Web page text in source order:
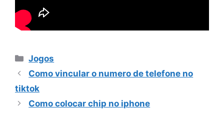
Categorias
Jogos
Como vincular o numero de telefone no
tiktok
Como colocar chip no iphone